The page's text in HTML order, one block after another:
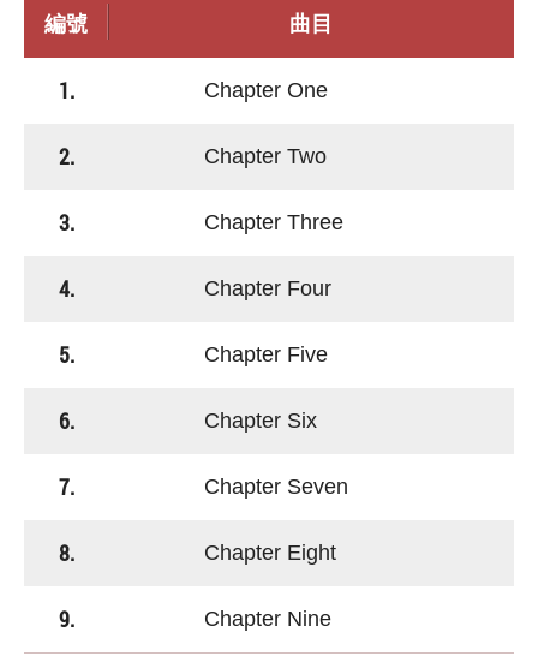
編號 曲目
1. Chapter One
2. Chapter Two
3. Chapter Three
4. Chapter Four
5. Chapter Five
6. Chapter Six
7. Chapter Seven
8. Chapter Eight
9. Chapter Nine